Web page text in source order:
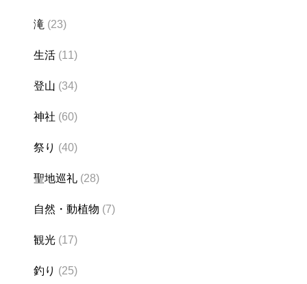
滝 (23)
生活 (11)
登山 (34)
神社 (60)
祭り (40)
聖地巡礼 (28)
自然・動植物 (7)
観光 (17)
釣り (25)